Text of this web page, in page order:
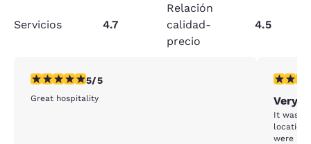
Servicios 4.7
Relación
calidad-
precio
4.5
Calificación de 5 estrellas. Excepcional. 1 reseña
5/5
Great hospitality Very
It was
were